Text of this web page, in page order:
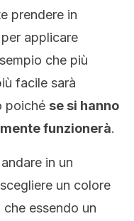
prendere in
applicare
che più
facile sarà
poiché se si hanno
funzionerà.
in un
un colore
essendo un